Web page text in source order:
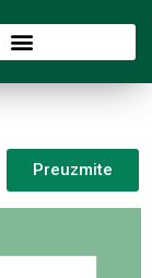
Preuzmite